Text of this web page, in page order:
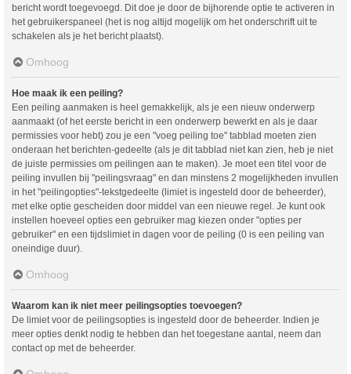
bericht wordt toegevoegd. Dit doe je door de bijhorende optie te activeren in
het gebruikerspaneel (het is nog altijd mogelijk om het onderschrift uit te
schakelen als je het bericht plaatst).
Omhoog
Hoe maak ik een peiling?
Een peiling aanmaken is heel gemakkelijk, als je een nieuw onderwerp
aanmaakt (of het eerste bericht in een onderwerp bewerkt en als je daar
permissies voor hebt) zou je een "voeg peiling toe" tabblad moeten zien
onderaan het berichten-gedeelte (als je dit tabblad niet kan zien, heb je niet
de juiste permissies om peilingen aan te maken). Je moet een titel voor de
peiling invullen bij "peilingsvraag" en dan minstens 2 mogelijkheden invullen
in het "peilingopties"-tekstgedeelte (limiet is ingesteld door de beheerder),
met elke optie gescheiden door middel van een nieuwe regel. Je kunt ook
instellen hoeveel opties een gebruiker mag kiezen onder "opties per
gebruiker" en een tijdslimiet in dagen voor de peiling (0 is een peiling van
oneindige duur).
Omhoog
Waarom kan ik niet meer peilingsopties toevoegen?
De limiet voor de peilingsopties is ingesteld door de beheerder. Indien je
meer opties denkt nodig te hebben dan het toegestane aantal, neem dan
contact op met de beheerder.